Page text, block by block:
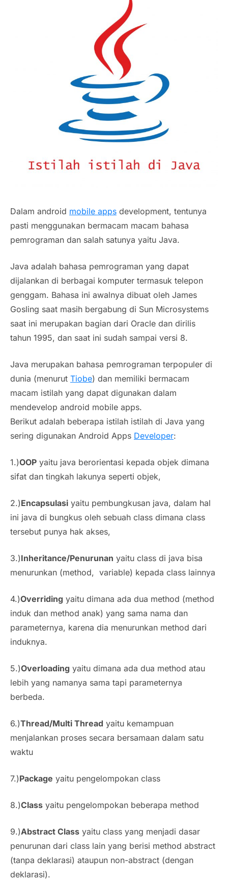
Dalam android mobile apps development, tentunya
pasti menggunakan bermacam macam bahasa
pemrograman dan salah satunya yaitu Java.
Java adalah bahasa pemrograman yang dapat
dijalankan di berbagai komputer termasuk telepon
genggam. Bahasa ini awalnya dibuat oleh James
Gosling saat masih bergabung di Sun Microsystems
saat ini merupakan bagian dari Oracle dan dirilis
tahun 1995, dan saat ini sudah sampai versi 8.
Java merupakan bahasa pemrograman terpopuler di
dunia (menurut Tiobe) dan memiliki bermacam
macam istilah yang dapat digunakan dalam
mendevelop android mobile apps.
Berikut adalah beberapa istilah istilah di Java yang
sering digunakan Android Apps Developer:
1.)OOP yaitu java berorientasi kepada objek dimana
sifat dan tingkah lakunya seperti objek,
2.)Encapsulasi yaitu pembungkusan java, dalam hal
ini java di bungkus oleh sebuah class dimana class
tersebut punya hak akses,
3.)Inheritance/Penurunan yaitu class di java bisa
menurunkan (method, variable) kepada class lainnya
4.)Overriding yaitu dimana ada dua method (method
induk dan method anak) yang sama nama dan
parameternya, karena dia menurunkan method dari
induknya.
5.)Overloading yaitu dimana ada dua method atau
lebih yang namanya sama tapi parameternya
berbeda.
6.)Thread/Multi Thread yaitu kemampuan
menjalankan proses secara bersamaan dalam satu
waktu
7.)Package yaitu pengelompokan class
8.)Class yaitu pengelompokan beberapa method
9.)Abstract Class yaitu class yang menjadi dasar
penurunan dari class lain yang berisi method abstract
(tanpa deklarasi) ataupun non-abstract (dengan
deklarasi).